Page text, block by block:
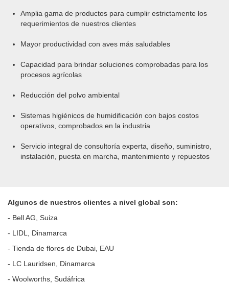
Amplia gama de productos para cumplir estrictamente los
requerimientos de nuestros clientes
Mayor productividad con aves más saludables
Capacidad para brindar soluciones comprobadas para los
procesos agrícolas
Reducción del polvo ambiental
Sistemas higiénicos de humidificación con bajos costos
operativos, comprobados en la industria
Servicio integral de consultoría experta, diseño, suministro,
instalación, puesta en marcha, mantenimiento y repuestos
Algunos de nuestros clientes a nivel global son:
- Bell AG, Suiza
- LIDL, Dinamarca
- Tienda de flores de Dubai, EAU
- LC Lauridsen, Dinamarca
- Woolworths, Sudáfrica